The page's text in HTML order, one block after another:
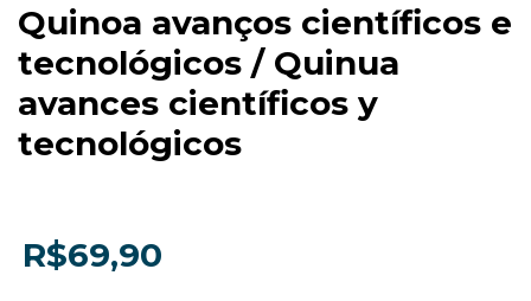
Quinoa avanços científicos e
tecnológicos / Quinua
avances científicos y
tecnológicos
R$69,90